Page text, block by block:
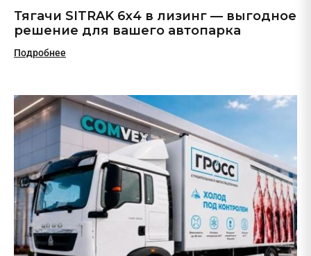
Тягачи SITRAK 6х4 в лизинг — выгодное
решение для вашего автопарка
Подробнее